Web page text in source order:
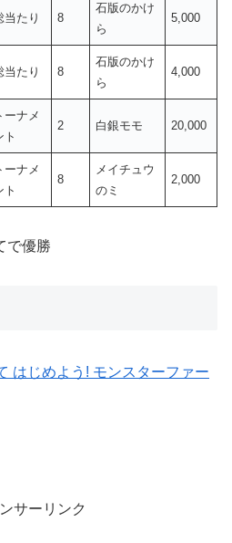
当たり 8
石版のかけ
ら
5,000
当たり 8
石版のかけ
ら
4,000
ーナメ
ト
2 白銀モモ 20,000
ーナメ
ト
8
メイチュウ
のミ
2,000
で優勝
はじめよう! モンスターファー
サーリンク